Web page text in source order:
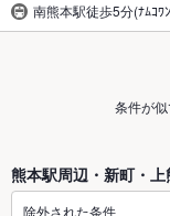
南熊本駅徒歩5分(ﾅﾑｺﾜ
条件が
熊本駅周辺・新町・
除外された条件